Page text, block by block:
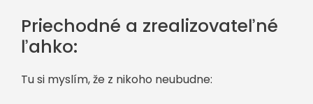
Priechodné a zrealizovateľné
ľahko:
Tu si myslím, že z nikoho neubudne: